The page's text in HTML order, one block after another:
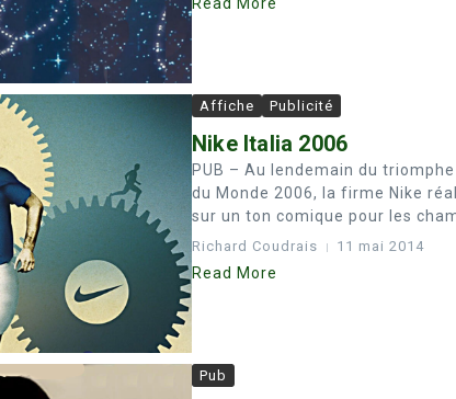
Affiche Publicité
Nike Italia 2006
PUB – Au lendemain du
du Monde 2006, la firme Nike
sur un ton comique pour les
Richard Coudrais 11 mai 2014
Read More
Pub